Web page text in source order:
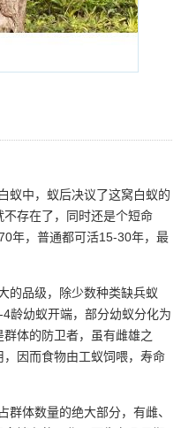
蚁中，蚁后决议了这窝白蚁的
存在了，同时还是个短命
年，普通都可活15-30年，最
的品级，除少数种类缺兵蚁
龄幼蚁开端，部分幼蚁分化为
体的防卫者，虽有雌雄之
因而食物由工蚁饲喂，寿命
体数量的绝大部分，有雌、